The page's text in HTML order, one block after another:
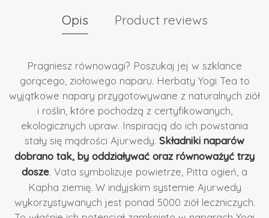
Opis Product reviews
Pragniesz równowagi? Poszukaj jej w szklance
gorącego, ziołowego naparu. Herbaty Yogi Tea to
wyjątkowe napary przygotowywane z naturalnych ziół
i roślin, które pochodzą z certyfikowanych,
ekologicznych upraw. Inspiracją do ich powstania
stały się mądrości Ajurwedy. Składniki naparów
dobrano tak, by oddziaływać oraz równoważyć trzy
dosze. Vata symbolizuje powietrze, Pitta ogień, a
Kapha ziemię. W indyjskim systemie Ajurwedy
wykorzystywanych jest ponad 5000 ziół leczniczych.